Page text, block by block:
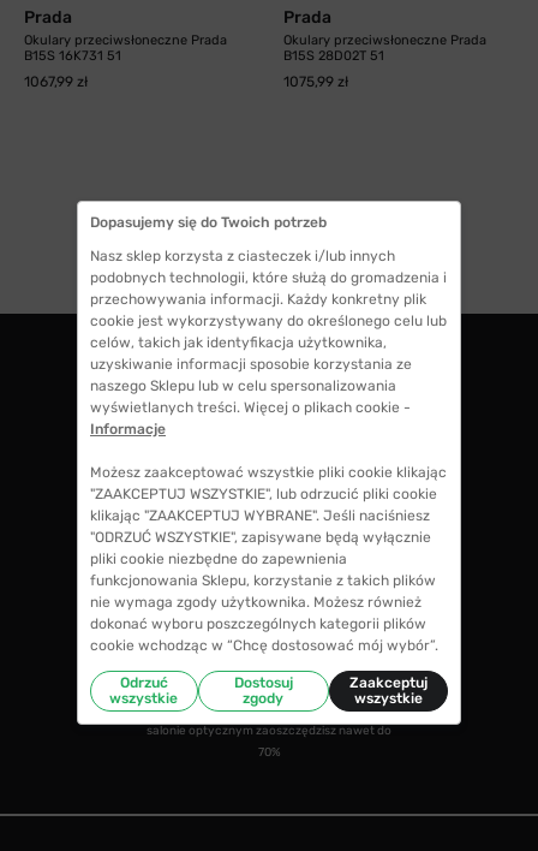
Prada
Okulary przeciwsłoneczne Prada
B15S 16K731 51
1067,99 zł
Prada
Okulary przeciwsłoneczne Prada
B15S 28D02T 51
1075,99 zł
1
ZWROTY DO 14 DNI
masz 14 dni na decyzję czy chcesz zostawić
GWARANCJA 100% ZWROTU
jeśli zakup Ci nie odpowiada zwrócimy 100%
kosztów przy zakupie okularów, także koszty
soczewek okularowych!
CENY NIŻSZE NIŻ W SALONIE
w porównaniu ze średnimi cenami okularów w
salonie optycznym zaoszczędzisz nawet do
70%
Dopasujemy się do Twoich potrzeb
Nasz sklep korzysta z ciasteczek i/lub innych
podobnych technologii, które służą do gromadzenia i
przechowywania informacji. Każdy konkretny plik
cookie jest wykorzystywany do określonego celu lub
celów, takich jak identyfikacja użytkownika,
uzyskiwanie informacji sposobie korzystania ze
naszego Sklepu lub w celu spersonalizowania
wyświetlanych treści. Więcej o plikach cookie -
Informacje
Możesz zaakceptować wszystkie pliki cookie klikając
"ZAAKCEPTUJ WSZYSTKIE", lub odrzucić pliki cookie
klikając "ZAAKCEPTUJ WYBRANE". Jeśli naciśniesz
"ODRZUĆ WSZYSTKIE", zapisywane będą wyłącznie
pliki cookie niezbędne do zapewnienia
funkcjonowania Sklepu, korzystanie z takich plików
nie wymaga zgody użytkownika. Możesz również
dokonać wyboru poszczególnych kategorii plików
cookie wchodząc w “Chcę dostosować mój wybór”.
Odrzuć
wszystkie
Dostosuj
zgody
Zaakceptuj
wszystkie